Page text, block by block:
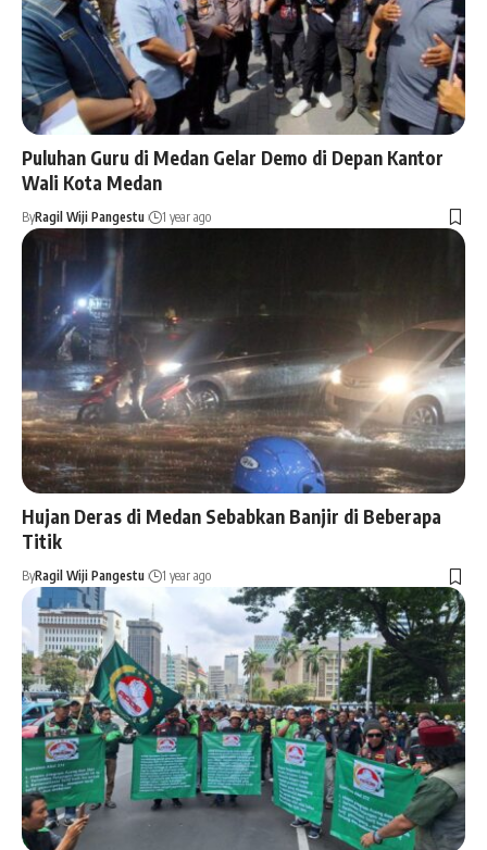
Puluhan Guru di Medan Gelar Demo di Depan Kantor
Wali Kota Medan
ByRagil Wiji Pangestu 1 year ago
Hujan Deras di Medan Sebabkan Banjir di Beberapa
Titik
ByRagil Wiji Pangestu 1 year ago